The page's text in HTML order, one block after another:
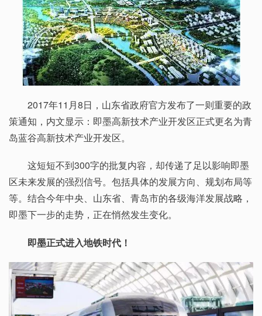
2017年11月8日，山东省政府官方发布了一则重要的政
策通知，内文显示：即墨高新技术产业开发区正式更名为青
岛蓝谷高新技术产业开发区。
这短短不到300字的批复内容，却传递了足以影响即墨
区未来发展的强烈信号。包括具体的发展方向、规划布局等
等。结合今年中央、山东省、青岛市的各级海洋发展战略，
即墨下一步的走势，正在悄然发生变化。
即墨正式进入地铁时代！